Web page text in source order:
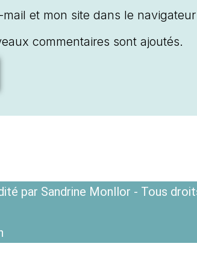
et mon site dans le
commentaires sont ajoutés.
par Sandrine Monllor - Tous